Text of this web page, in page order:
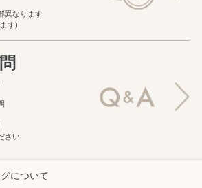
異なります
す)
さい
について